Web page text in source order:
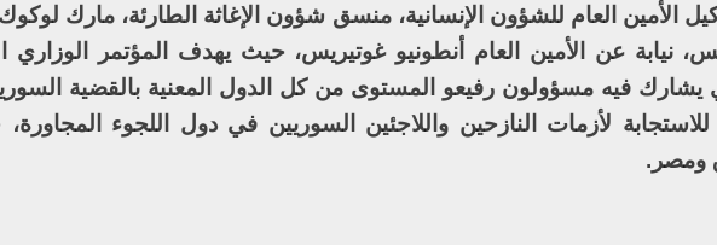
الأمين العام للشؤون الإنسانية، منسق شؤون الإغاثة الطارئة، مارك
نيابة عن الأمين العام أنطونيو غوتيريس، حيث يهدف المؤتمر الوزاري
يشارك فيه مسؤولون رفيعو المستوى من كل الدول المعنية بالقضية
لأزمات النازحين واللاجئين السوريين في دول اللجوء
ومصر.